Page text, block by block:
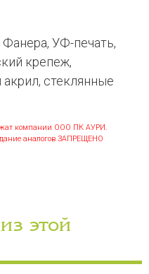
УФ-печать,
крепеж,
акрил, стеклянные
компании ООО ПК АУРИ.
аналогов ЗАПРЕЩЕНО
этой